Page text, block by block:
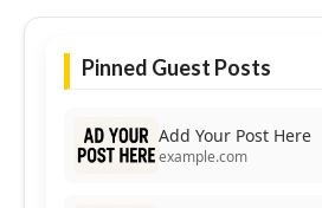
Pinned Guest Posts
Add Your Post Here
example.com